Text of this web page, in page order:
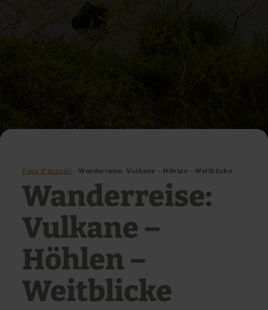
Page d'accueil Wanderreise: Vulkane – Höhlen – Weitblicke
Wanderreise:
Vulkane –
Höhlen –
Weitblicke